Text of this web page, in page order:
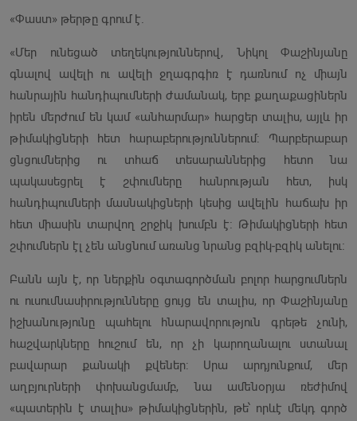
«Փաստ» թերթը գրում է.
«Մեր ունեցած տեղեկություններով, Նիկոլ Փաշինյանը
գնալով ավելի ու ավելի ջղագրգիռ է դառնում ոչ միայն
հանրային հանդիպումների ժամանակ, երբ քաղաքացիներն
իրեն մերժում են կամ «անհարմար» հարցեր տալիս, այլև իր
թիմակիցների հետ հարաբերություններում: Պարբերաբար
ցնցումներից ու տհաճ տեսարաններից հետո նա
պակասեցրել է շփումները հանրության հետ, իսկ
հանդիպումների մասնակիցների կեսից ավելին հաճախ իր
հետ միասին տարվող շրջիկ խումբն է։ Թիմակիցների հետ
շփումներն էլ չեն անցնում առանց նրանց բզիկ-բզիկ անելու։
Բանն այն է, որ ներքին օգտագործման բոլոր հարցումներն
ու ուսումնասիրությունները ցույց են տալիս, որ Փաշինյանը
իշխանությունը պահելու հնարավորություն գրեթե չունի,
հաշվարկները հուշում են, որ չի կարողանալու ստանալ
բավարար քանակի քվեներ: Սրա արդյունքում, մեր
աղբյուրների փոխանցմամբ, նա ամենօրյա ռեժիմով
«պատերին է տալիս» թիմակիցներին, թե՝ որևէ մեկդ գործ